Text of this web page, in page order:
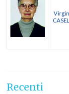
Recenti